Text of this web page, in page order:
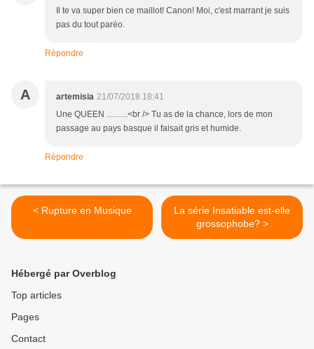
Il te va super bien ce maillot! Canon! Moi, c'est marrant je suis
pas du tout paréo.
Répondre
A artemisia 21/07/2018 18:41
Une QUEEN ……..<br /> Tu as de la chance, lors de mon
passage au pays basque il faisait gris et humide.
Répondre
< Rupture en Musique
La série Insatiable est-elle
grossophobe? >
Hébergé par Overblog
Top articles
Pages
Contact